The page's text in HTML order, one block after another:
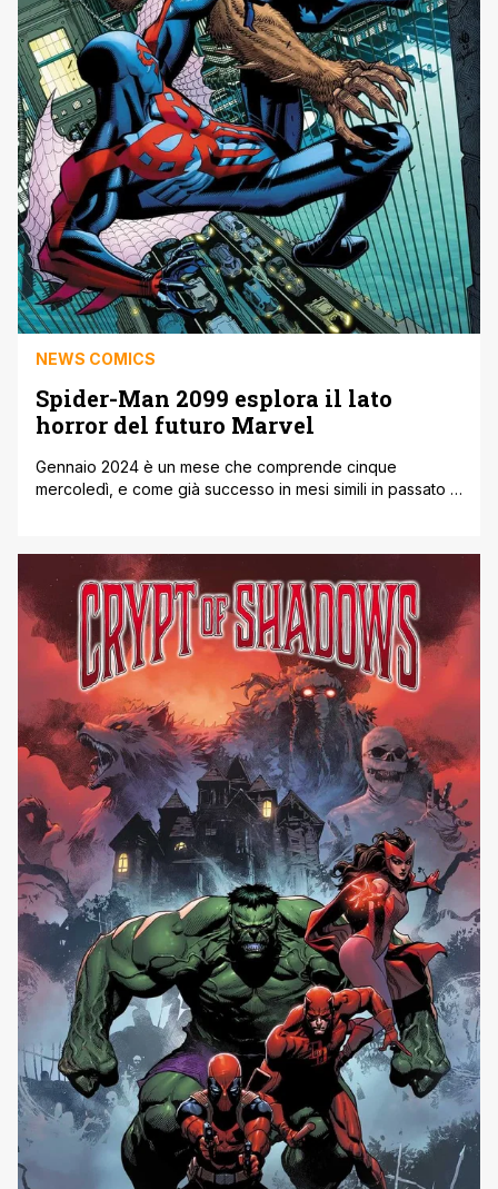
NEWS COMICS
Spider-Man 2099 esplora il lato
horror del futuro Marvel
Gennaio 2024 è un mese che comprende cinque
mercoledì, e come già successo in mesi simili in passato la
versioni future dei classici personaggi horror della casa
editrice. Ancora una volta scritta da Steve Orlando (già
autore delle ultime due miniserie [']